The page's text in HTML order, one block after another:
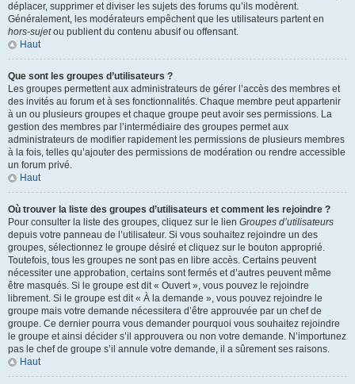
déplacer, supprimer et diviser les sujets des forums qu’ils modèrent.
Généralement, les modérateurs empêchent que les utilisateurs partent en
hors-sujetou publient du contenu abusif ou offensant.
Haut
Que sont les groupes d’utilisateurs ?
Les groupes permettent aux administrateurs de gérer l’accès des membres et
des invités au forum et à ses fonctionnalités. Chaque membre peut appartenir
à un ou plusieurs groupes et chaque groupe peut avoir ses permissions. La
gestion des membres par l’intermédiaire des groupes permet aux
administrateurs de modifier rapidement les permissions de plusieurs membres
à la fois, telles qu’ajouter des permissions de modération ou rendre accessible
un forum privé.
Haut
Où trouver la liste des groupes d’utilisateurs et comment les rejoindre ?
Pour consulter la liste des groupes, cliquez sur le lien Groupes d’utilisateurs
depuis votre panneau de l’utilisateur. Si vous souhaitez rejoindre un des
groupes, sélectionnez le groupe désiré et cliquez sur le bouton approprié.
Toutefois, tous les groupes ne sont pas en libre accès. Certains peuvent
nécessiter une approbation, certains sont fermés et d’autres peuvent même
être masqués. Si le groupe est dit « Ouvert », vous pouvez le rejoindre
librement. Si le groupe est dit « À la demande », vous pouvez rejoindre le
groupe mais votre demande nécessitera d’être approuvée par un chef de
groupe. Ce dernier pourra vous demander pourquoi vous souhaitez rejoindre
le groupe et ainsi décider s’il approuvera ou non votre demande. N’importunez
pas le chef de groupe s’il annule votre demande, il a sûrement ses raisons.
Haut